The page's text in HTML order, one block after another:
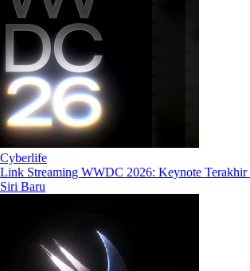
Cyberlife
Link Streaming WWDC 2026: Keynote
Siri Baru